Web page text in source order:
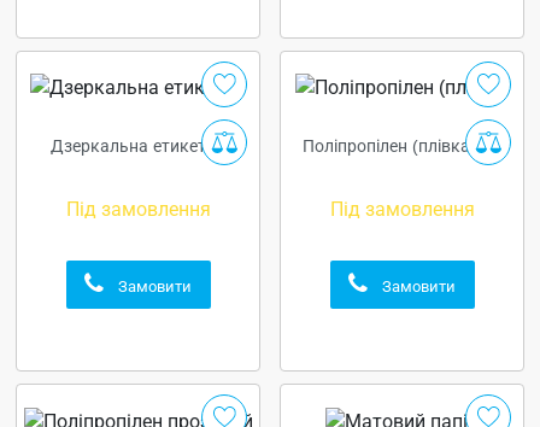
Дзеркальна етикетка
Під замовлення
Замовити
Поліпропілен (плівка) (2)
Під замовлення
Замовити